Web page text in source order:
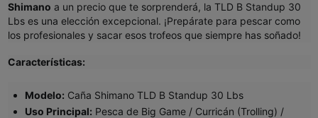
Shimano a un precio que te sorprenderá, la TLD B Standup 30
Lbs es una elección excepcional. ¡Prepárate para pescar como
los profesionales y sacar esos trofeos que siempre has soñado!
Características:
Modelo: Caña Shimano TLD B Standup 30 Lbs
Uso Principal: Pesca de Big Game / Curricán (Trolling) /